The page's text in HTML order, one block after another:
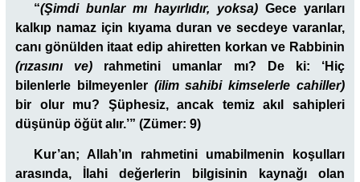
“(Şimdi bunlar mı hayırlıdır, yoksa)Gece yarıları
kalkıp namaz için kıyama duran ve secdeye varanlar,
canı gönülden itaat edip ahiretten korkan ve Rabbinin
(rızasını ve) rahmetini umanlar mı? De ki: ‘Hiç
bilenlerle bilmeyenler (ilim sahibi kimselerle cahiller)
bir olur mu? Şüphesiz, ancak temiz akıl sahipleri
düşünüp öğüt alır.’” (Zümer: 9)
Kur’an; Allah’ın rahmetini umabilmenin koşulları
arasında, İlahi değerlerin bilgisinin kaynağı olan